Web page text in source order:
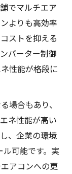
でマルチエア
よりも高効率
ストを抑える
バーター制御
性能が格段に
場合もあり、
ネ性能が高い
、企業の環境
ル可能です。実
アコンへの更